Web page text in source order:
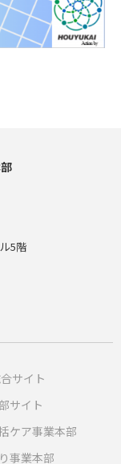
5階
サイト
サイト
ケア事業本部
事業本部